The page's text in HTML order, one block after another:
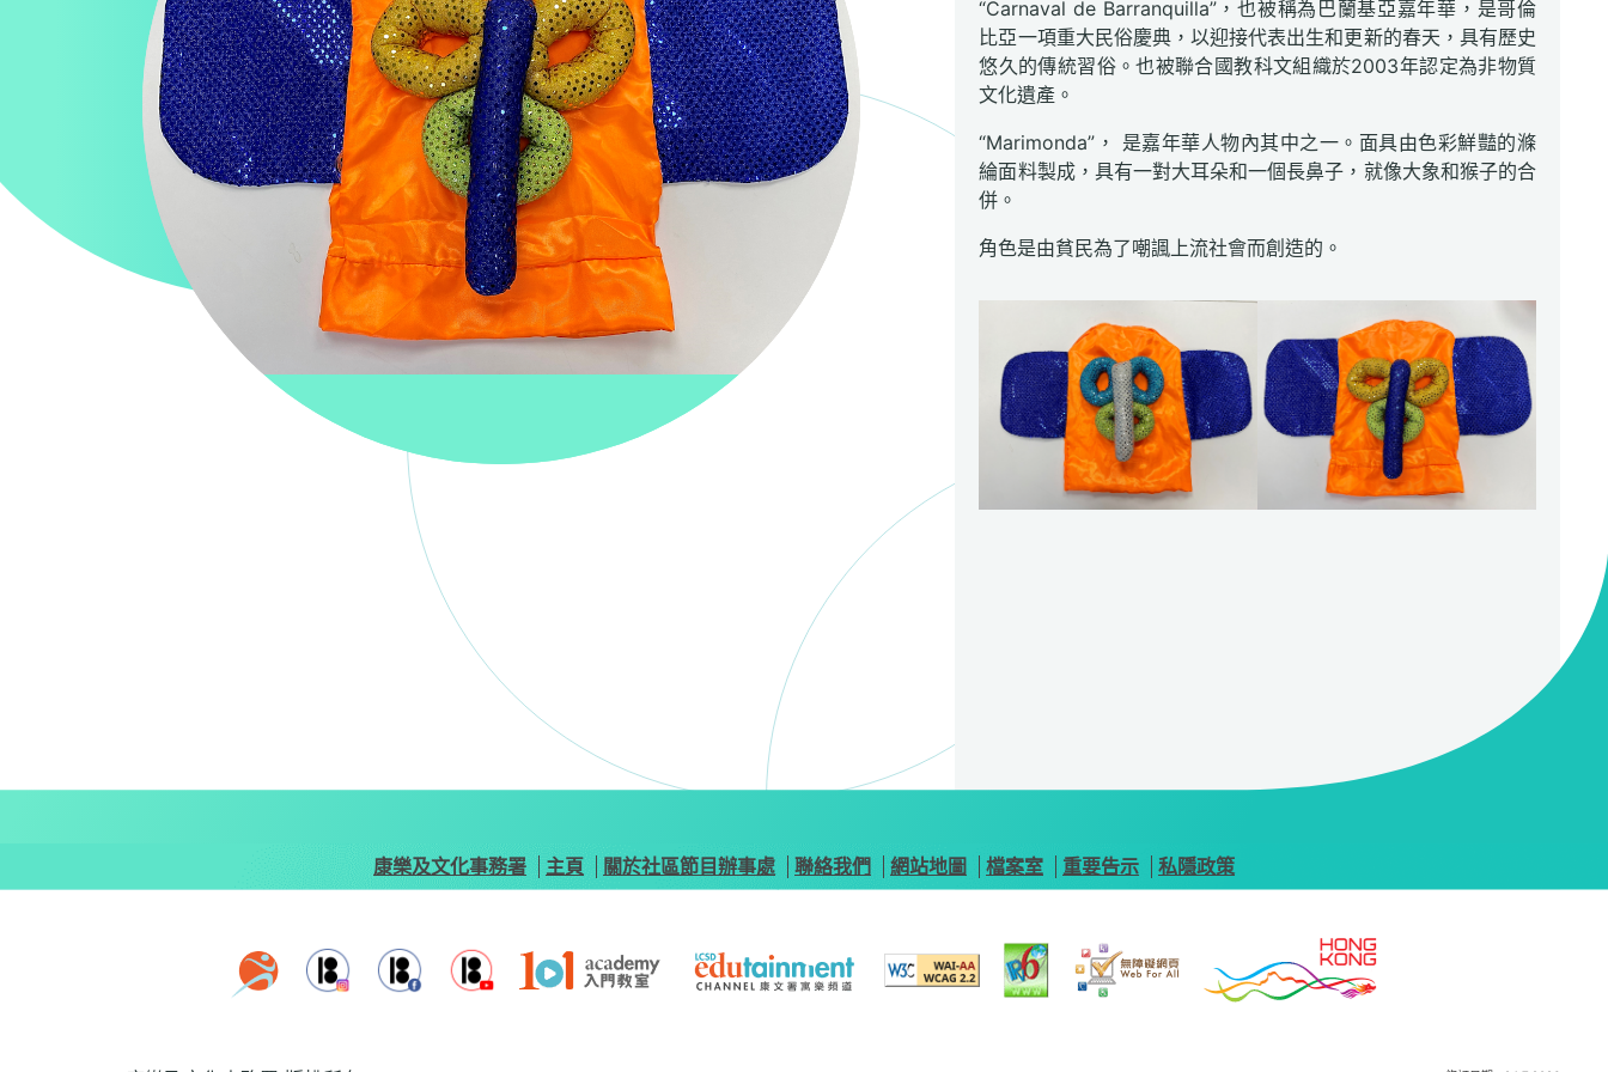
“Carnaval de Barranquilla”，也被稱為巴蘭基亞嘉年華，是哥倫
比亞一項重大民俗慶典，以迎接代表出生和更新的春天，具有歷史
悠久的傳統習俗。也被聯合國教科文組織於2003年認定為非物質
文化遺產。
“Marimonda”， 是嘉年華人物內其中之一。面具由色彩鮮豔的滌
綸面料製成，具有一對大耳朵和一個長鼻子，就像大象和猴子的合
併。
角色是由貧民為了嘲諷上流社會而創造的。
康樂及文化事務署 主頁 關於社區節目辦事處 聯絡我們 網站地圖 檔案室 重要告示 私隱政策